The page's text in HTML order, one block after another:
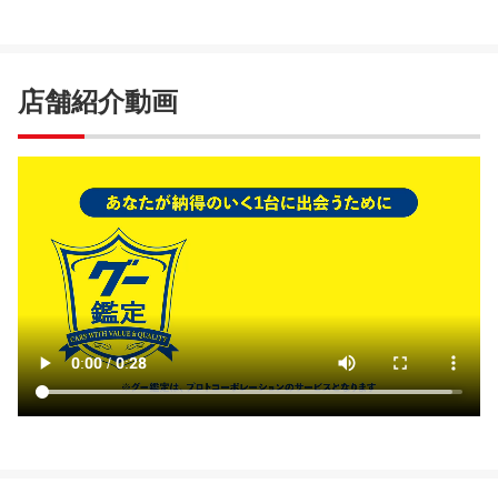
店舗紹介動画